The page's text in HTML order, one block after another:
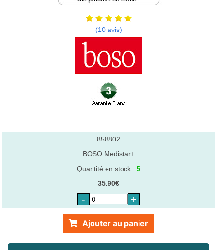
(10 avis)
858802
BOSO Medistar+
Quantité en stock : 5
35.90€
- +
Ajouter au panier